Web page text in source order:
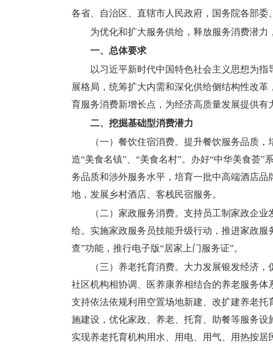
各省、自治区、直辖市人民政府，国务院各部委
为优化和扩大服务供给，释放服务消费潜力
一、总体要求
以习近平新时代中国特色社会主义思想为
展格局，统筹扩大内需和深化供给侧结构性改
育服务消费新增长点，为经济高质量发展提供有
二、挖掘基础型消费潜力
（一）餐饮住宿消费。 提升餐饮服务品质，
造“美食名镇”、“美食名村”。办好“中华美食荟
务品质和涉外服务水平，培育一批中高端酒店
地，发展乡村酒店、客栈民宿服务。
（二）家政服务消费。 支持员工制家政企业
给。实施家政服务员技能升级行动，推进家政
查”功能，推行电子版“居家上门服务证”。
（三）养老托育消费。 大力发展银发经济，
社区机构相协调、医养康养相结合的养老服务
支持依法依规利用空置场地新建、改扩建养老
施建设，优化家政、养老、托育、助餐等服务
实现养老托育机构用水、用电、用气、用热按